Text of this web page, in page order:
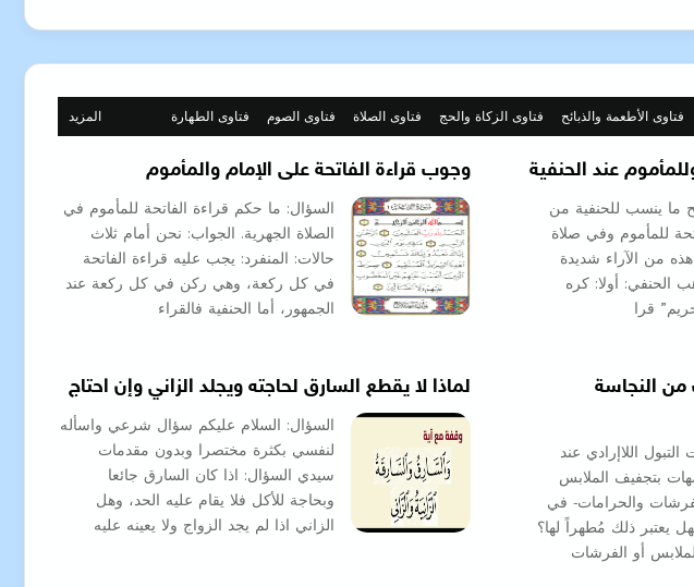
فتاوى الأطعمة والذبائح فتاوى الزكاة والحج فتاوى الصلاة فتاوى الصوم
فتاوى الطهارة
المزيد
عند الحنفية
ما ينسب للحنفية من
للمأموم وفي صلاة
من الآراء شديدة
الحنفي: أولا: كره
قرا
وجوب قراءة الفاتحة على الإمام والمأموم
السؤال: ما حكم قراءة الفاتحة للمأموم في
الصلاة الجهرية. الجواب: نحن أمام ثلاث
حالات: المنفرد: يجب عليه قراءة الفاتحة
في كل ركعة، وهي ركن في كل ركعة عند
الجمهور، أما الحنفية فالقراء
النجاسة
اللاإرادي عند
بتجفيف الملابس
والحرامات- في
يعتبر ذلك مُطهراً لها؟
أو الفرشات
لماذا لا يقطع السارق لحاجته ويجلد الزاني وإن احتاج
السؤال: السلام عليكم سؤال شرعي واسأله
لنفسي بكثرة مختصرا وبدون مقدمات
سيدي السؤال: اذا كان السارق جائعا
وبحاجة للأكل فلا يقام عليه الحد، وهل
الزاني اذا لم يجد الزواج ولا يعينه عليه